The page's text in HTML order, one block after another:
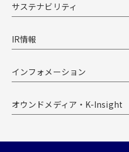
サステナビリティ
IR情報
インフォメーション
オウンドメディア・K-Insight